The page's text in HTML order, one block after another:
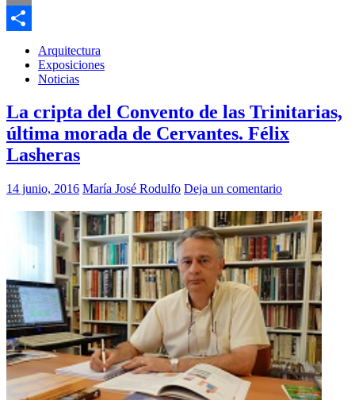
Email
Compartir
Arquitectura
Exposiciones
Noticias
La cripta del Convento de las Trinitarias,
última morada de Cervantes. Félix
Lasheras
14 junio, 2016 María José Rodulfo Deja un comentario